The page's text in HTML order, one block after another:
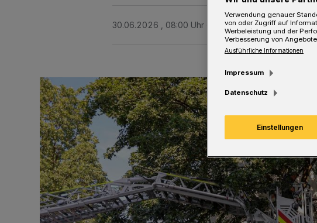
30.06.2026 , 08:00 Uhr Eine Minute Lesezeit
Verwendung genauer
von oder Zugriff auf
Werbeleistung und der
Verbesserung von
Ausführliche Informationen
Impressum
Datenschutz
Einstellungen